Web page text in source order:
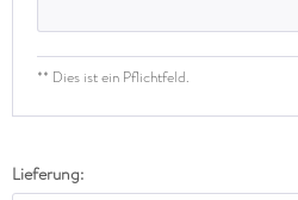
** Dies ist ein Pflichtfeld.
Lieferung: